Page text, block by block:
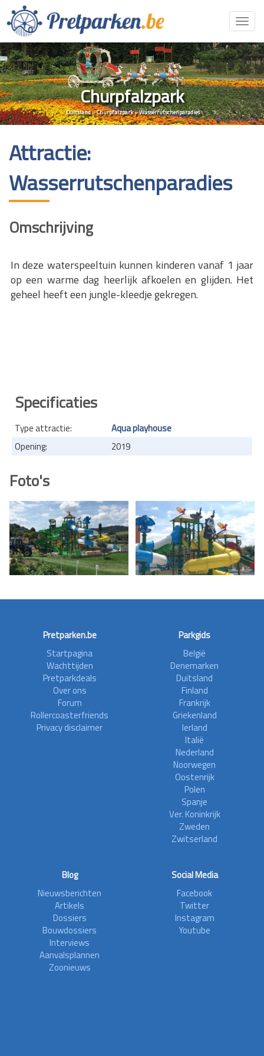
Churpfalzpark
Duitsland»Churpfalzpark»Wasserrutschenparadies
Attractie:
Wasserrutschenparadies
Omschrijving
In deze waterspeeltuin kunnen kinderen vanaf 1 jaar
op een warme dag heerlijk afkoelen en glijden. Het
geheel heeft een jungle-kleedje gekregen.
Specificaties
Type attractie:
Aqua playhouse
Opening:
2019
Foto's
Pretparken.be
Startpagina
Wachttijden
Pretparkdeals
Over ons
Forum
Rollercoasterfriends
Privacy disclaimer
Parkgids
België
Denemarken
Duitsland
Finland
Frankrijk
Griekenland
Ierland
Italië
Nederland
Noorwegen
Oostenrijk
Polen
Spanje
Ver. Koninkrijk
Zweden
Zwitserland
Blog
Nieuwsberichten
Artikels
Dossiers
Bouwdossiers
Interviews
Aanvalsplannen
Zoonieuws
Social Media
Facebook
Twitter
Instagram
Youtube